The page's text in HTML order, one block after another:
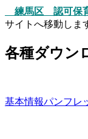
練馬区 認可保
サイトへ移動しま
各種ダウン
基本情報パンフレ